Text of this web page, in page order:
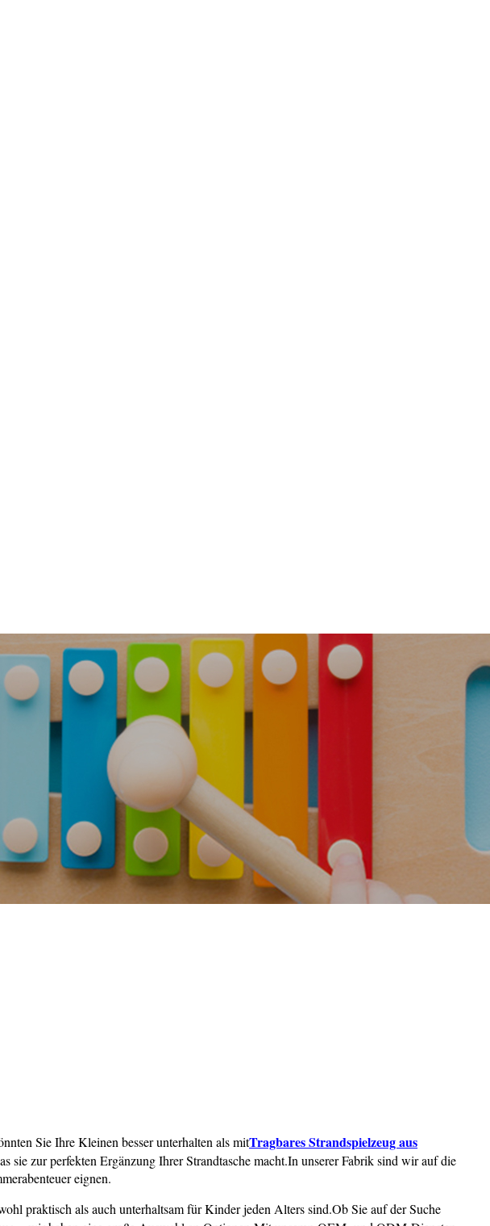
Sie Ihre Kleinen besser unterhalten als mitTragbares Strandspielzeug aus
sie zur perfekten Ergänzung Ihrer Strandtasche macht.In unserer Fabrik sind wir auf die
eignen.
praktisch als auch unterhaltsam für Kinder jeden Alters sind.Ob Sie auf der Suche